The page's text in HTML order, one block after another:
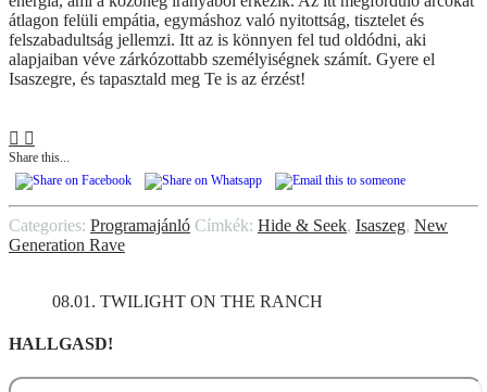
átlagon felüli empátia, egymáshoz való nyitottság, tisztelet és
felszabadultság jellemzi. Itt az is könnyen fel tud oldódni, aki
alapjaiban véve zárkózottabb személyiségnek számít. Gyere el
Isaszegre, és tapasztald meg Te is az érzést!
Share this...
Categories: Programajánló Címkék: Hide & Seek, Isaszeg, New
Generation Rave
08.01. TWILIGHT ON THE RANCH
HALLGASD!